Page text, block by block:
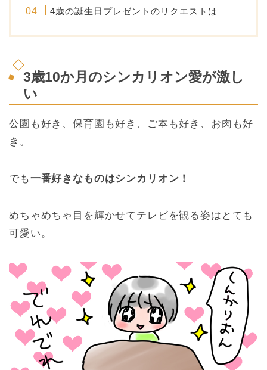
4歳の誕生日プレゼントのリクエストは
3歳10か月のシンカリオン愛が激し
い
公園も好き、保育園も好き、ご本も好き、お肉も好
き。
でも一番好きなものはシンカリオン！
めちゃめちゃ目を輝かせてテレビを観る姿はとても
可愛い。